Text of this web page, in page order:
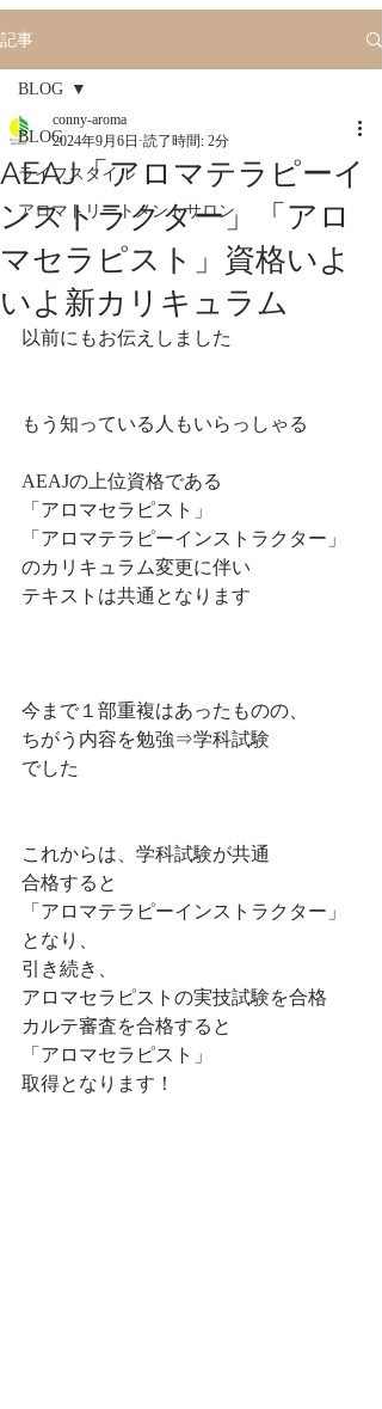
記事
BLOG
ライフスタイル
アロマトリートメントサロン
BLOG
AEAJ「アロマテラピーイ
ンストラクター」「アロ
マセラピスト」資格いよ
いよ新カリキュラム
conny-aroma
2024年9月6日 読了時間: 2分
以前にもお伝えしました
もう知っている人もいらっしゃる
AEAJの上位資格である
「アロマセラピスト」
「アロマテラピーインストラクター」
のカリキュラム変更に伴い
テキストは共通となります
今まで１部重複はあったものの、
ちがう内容を勉強⇒学科試験
でした
これからは、学科試験が共通
合格すると
「アロマテラピーインストラクター」
となり、
引き続き、
アロマセラピストの実技試験を合格
カルテ審査を合格すると
「アロマセラピスト」
取得となります！